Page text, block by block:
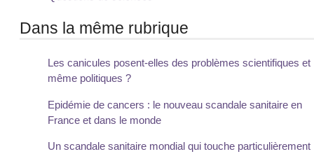
Dans la même rubrique
Les canicules posent-elles des problèmes scientifiques et
même politiques ?
Epidémie de cancers : le nouveau scandale sanitaire en
France et dans le monde
Un scandale sanitaire mondial qui touche particulièrement